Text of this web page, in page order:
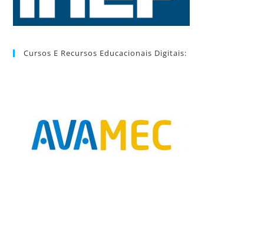
Cursos E Recursos Educacionais Digitais: